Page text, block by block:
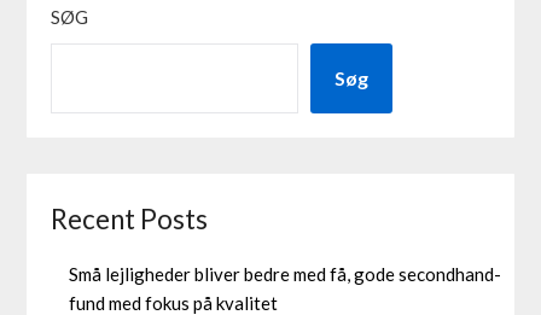
SØG
Søg
Recent Posts
Små lejligheder bliver bedre med få, gode secondhand-
fund med fokus på kvalitet